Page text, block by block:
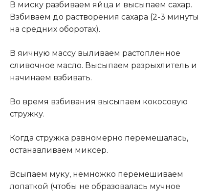
В миску разбиваем яйца и высыпаем сахар.
Взбиваем до растворения сахара (2-3 минуты
на средних оборотах).
В яичную массу выливаем растопленное
сливочное масло. Высыпаем разрыхлитель и
начинаем взбивать.
Во время взбивания высыпаем кокосовую
стружку.
Когда стружка равномерно перемешалась,
останавливаем миксер.
Всыпаем муку, немножко перемешиваем
лопаткой (чтобы не образовалась мучное